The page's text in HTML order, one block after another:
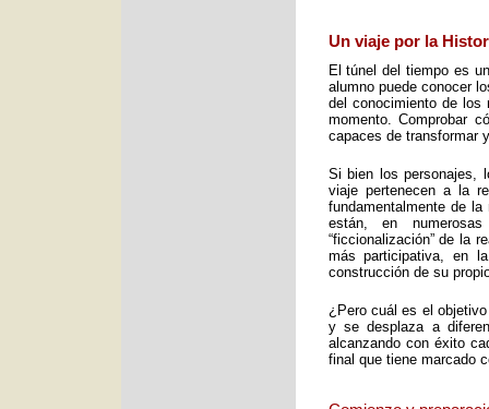
Un viaje por la
El túnel del tiempo es
alumno puede conocer
del conocimiento de
momento. Comprobar
capaces de transformar
Si bien los personajes,
viaje pertenecen a la
fundamentalmente de
están, en
“ficcionalización” de la
más participativa, en
construcción de su
¿Pero cuál es el
y se desplaza a
alcanzando con éxito
final que tiene marcado